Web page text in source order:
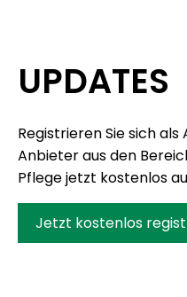
UPDATES
Registrieren Sie sich
Anbieter aus den
Pflege jetzt kostenlos
Jetzt kostenlos